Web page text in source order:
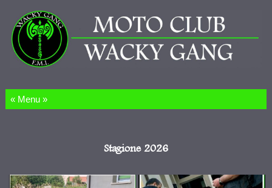
Salta al contenuto
Stagione 2026